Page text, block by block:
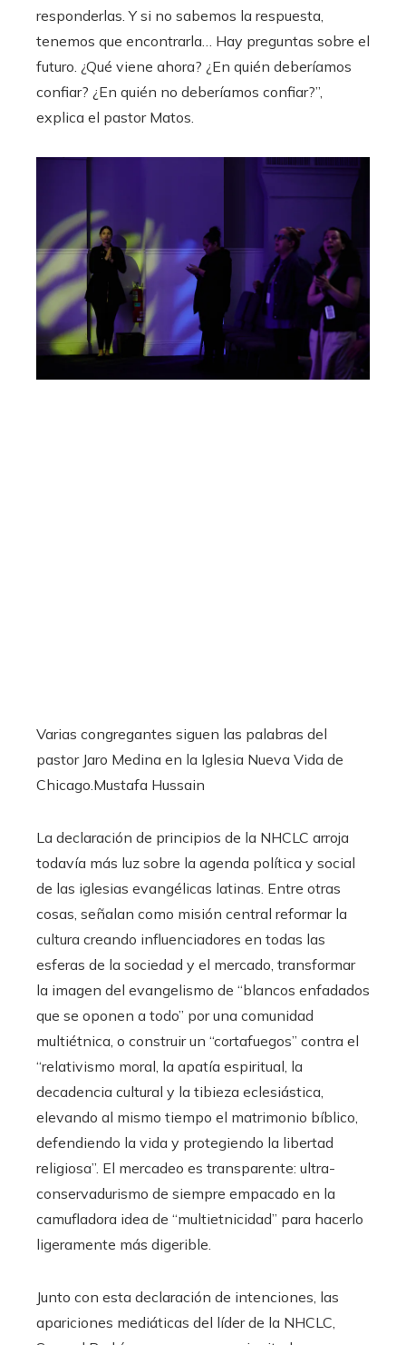
responderlas. Y si no sabemos la respuesta,
tenemos que encontrarla… Hay preguntas sobre el
futuro. ¿Qué viene ahora? ¿En quién deberíamos
confiar? ¿En quién no deberíamos confiar?”,
explica el pastor Matos.
Varias congregantes siguen las palabras del
pastor Jaro Medina en la Iglesia Nueva Vida de
Chicago.Mustafa Hussain
La declaración de principios de la NHCLC arroja
todavía más luz sobre la agenda política y social
de las iglesias evangélicas latinas. Entre otras
cosas, señalan como misión central reformar la
cultura creando influenciadores en todas las
esferas de la sociedad y el mercado, transformar
la imagen del evangelismo de “blancos enfadados
que se oponen a todo” por una comunidad
multiétnica, o construir un “cortafuegos” contra el
“relativismo moral, la apatía espiritual, la
decadencia cultural y la tibieza eclesiástica,
elevando al mismo tiempo el matrimonio bíblico,
defendiendo la vida y protegiendo la libertad
religiosa”. El mercadeo es transparente: ultra-
conservadurismo de siempre empacado en la
camufladora idea de “multietnicidad” para hacerlo
ligeramente más digerible.
Junto con esta declaración de intenciones, las
apariciones mediáticas del líder de la NHCLC,